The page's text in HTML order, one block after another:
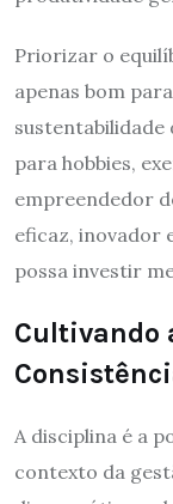
Priorizar o
apenas bom
sustentabilidade
para hobbies,
empreendedor
eficaz, inovador
possa investir
Cultivando
A disciplina é a
contexto da